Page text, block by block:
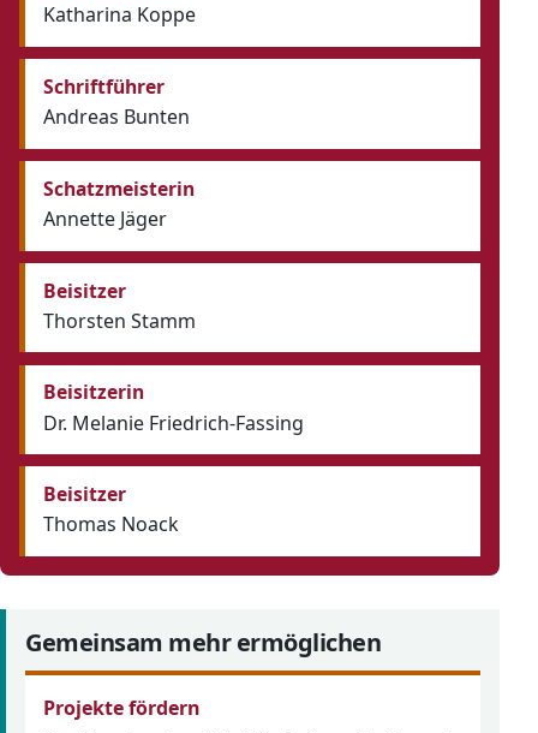
Katharina Koppe
Schriftführer
Andreas Bunten
Schatzmeisterin
Annette Jäger
Beisitzer
Thorsten Stamm
Beisitzerin
Dr. Melanie Friedrich-Fassing
Beisitzer
Thomas Noack
Gemeinsam mehr ermöglichen
Projekte fördern